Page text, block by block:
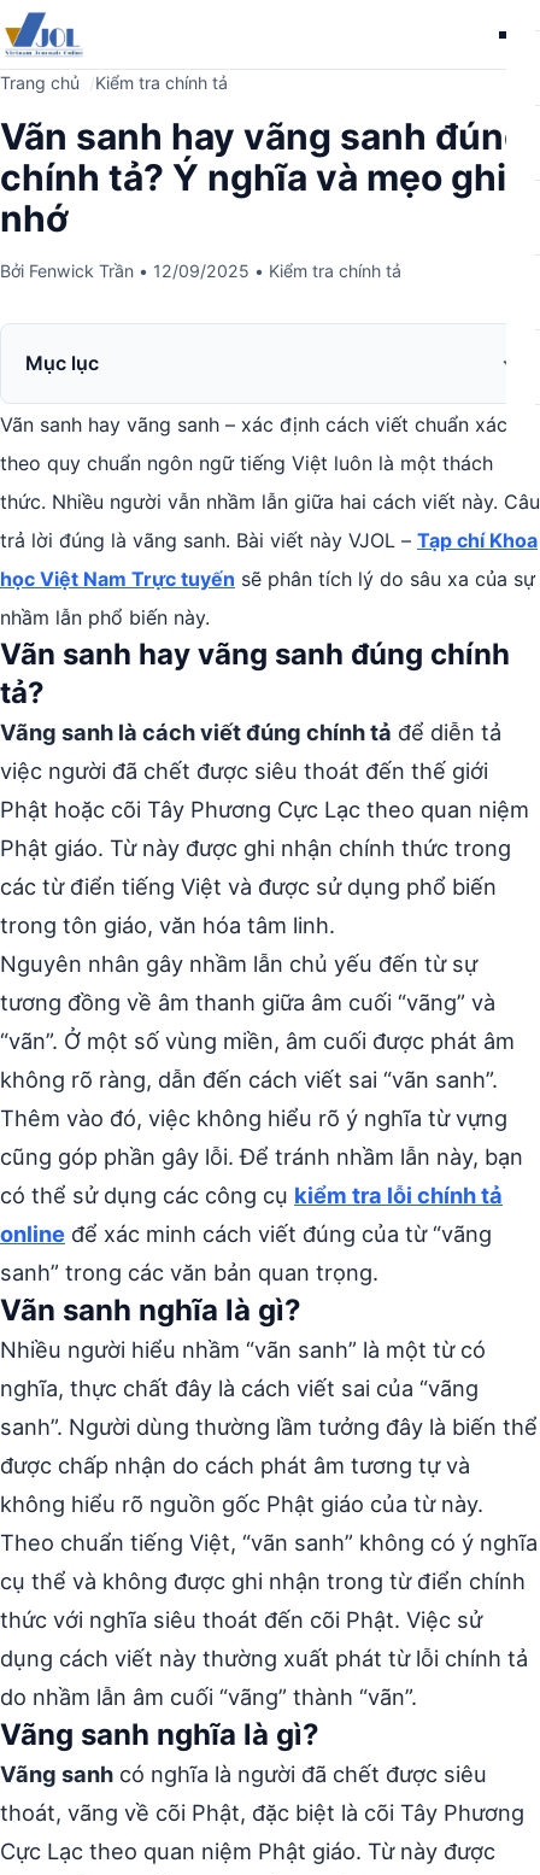
Trang chủ Kiểm tra chính tả
Vãn sanh hay vãng sanh đúng
chính tả? Ý nghĩa và mẹo ghi
nhớ
Bởi Fenwick Trần • 12/09/2025 • Kiểm tra chính tả
Mục lục
Vãn sanh hay vãng sanh – xác định cách viết chuẩn xác
theo quy chuẩn ngôn ngữ tiếng Việt luôn là một thách
thức. Nhiều người vẫn nhầm lẫn giữa hai cách viết này. Câu
trả lời đúng là vãng sanh. Bài viết này VJOL – Tạp chí Khoa
học Việt Nam Trực tuyến sẽ phân tích lý do sâu xa của sự
nhầm lẫn phổ biến này.
Vãn sanh hay vãng sanh đúng chính
tả?
Vãng sanh là cách viết đúng chính tả để diễn tả
việc người đã chết được siêu thoát đến thế giới
Phật hoặc cõi Tây Phương Cực Lạc theo quan niệm
Phật giáo. Từ này được ghi nhận chính thức trong
các từ điển tiếng Việt và được sử dụng phổ biến
trong tôn giáo, văn hóa tâm linh.
Nguyên nhân gây nhầm lẫn chủ yếu đến từ sự
tương đồng về âm thanh giữa âm cuối “vãng” và
“vãn”. Ở một số vùng miền, âm cuối được phát âm
không rõ ràng, dẫn đến cách viết sai “vãn sanh”.
Thêm vào đó, việc không hiểu rõ ý nghĩa từ vựng
cũng góp phần gây lỗi.Để tránh nhầm lẫn này, bạn
có thể sử dụng các công cụ kiểm tra lỗi chính tả
online để xác minh cách viết đúng của từ “vãng
sanh” trong các văn bản quan trọng.
Vãn sanh nghĩa là gì?
Nhiều người hiểu nhầm “vãn sanh” là một từ có
nghĩa, thực chất đây là cách viết sai của “vãng
sanh”. Người dùng thường lầm tưởng đây là biến thể
được chấp nhận do cách phát âm tương tự và
không hiểu rõ nguồn gốc Phật giáo của từ này.
Theo chuẩn tiếng Việt, “vãn sanh” không có ý nghĩa
cụ thể và không được ghi nhận trong từ điển chính
thức với nghĩa siêu thoát đến cõi Phật. Việc sử
dụng cách viết này thường xuất phát từ lỗi chính tả
do nhầm lẫn âm cuối “vãng” thành “vãn”.
Vãng sanh nghĩa là gì?
Vãng sanh có nghĩa là người đã chết được siêu
thoát, vãng về cõi Phật, đặc biệt là cõi Tây Phương
Cực Lạc theo quan niệm Phật giáo. Từ này được